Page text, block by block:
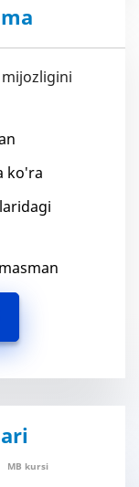
mijozligini
ko'ra
MB kursi